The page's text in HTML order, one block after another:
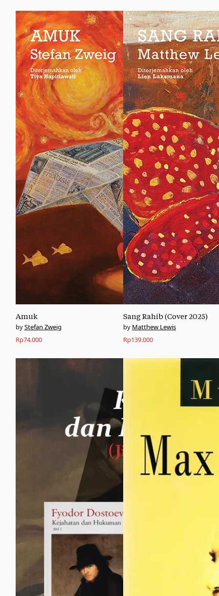
Amuk
Stefan Zweig
Rp74.000
Sang Rahib (Cover 2025)
Matthew Lewis
Rp139.000